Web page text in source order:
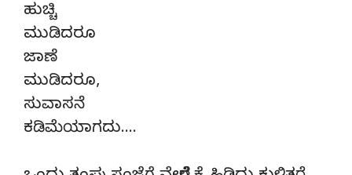
ಹುಚ್ಚಿ
ಮುಡಿದರೂ
ಜಾಣೆ
ಮುಡಿದರೂ,
ಸುವಾಸನೆ
ಕಡಿಮೆಯಾಗದು….